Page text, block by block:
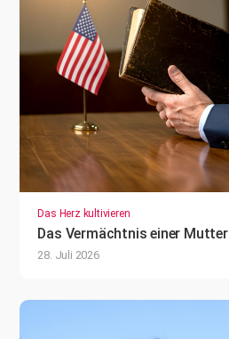
Das Herz kultivieren
Das Vermächtnis einer Mutter
28. Juli 2026